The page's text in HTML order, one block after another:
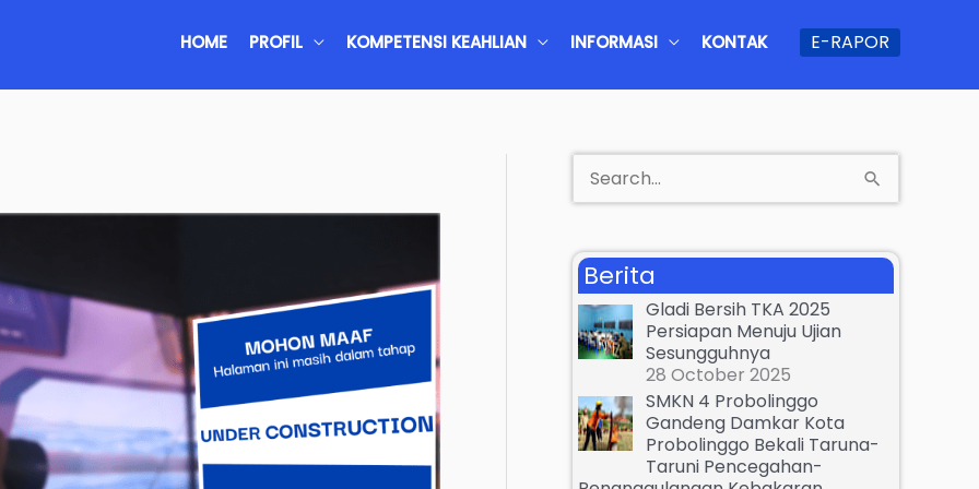
HOME PROFIL KOMPETENSI KEAHLIAN INFORMASI KONTAK E-RAPOR
a
c
h
o
Berita
Gladi Bersih TKA 2025
Persiapan Menuju Ujian
Sesungguhnya
28 October 2025
SMKN 4 Probolinggo
Gandeng Damkar Kota
Probolinggo Bekali Taruna-
Taruni Pencegahan-